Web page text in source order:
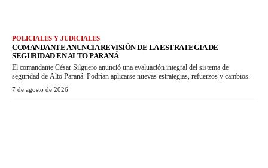
POLICIALES Y JUDICIALES
COMANDANTE ANUNCIA REVISIÓN DE LA ESTRATEGIA DE
SEGURIDAD EN ALTO PARANÁ
El comandante César Silguero anunció una evaluación integral del sistema de
seguridad de Alto Paraná. Podrían aplicarse nuevas estrategias, refuerzos y cambios.
7 de agosto de 2026